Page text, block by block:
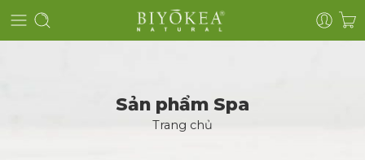
Sản phẩm Spa
Trang chủ